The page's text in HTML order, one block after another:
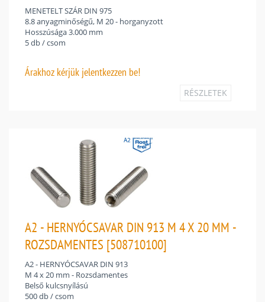
MENETELT SZÁR DIN 975
8.8 anyagminőségű, M 20 - horganyzott
Hosszúsága 3.000 mm
5 db / csom
Árakhoz kérjük jelentkezzen be!
RÉSZLETEK
A2 - HERNYÓCSAVAR DIN 913 M 4 X 20 MM -
ROZSDAMENTES [508710100]
A2 - HERNYÓCSAVAR DIN 913
M 4 x 20 mm - Rozsdamentes
Belső kulcsnyílású
500 db / csom